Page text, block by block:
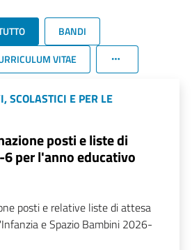
BANDI
VITAE
SCOLASTICI E PER LE
posti e liste di
per l'anno educativo
posti e relative liste di attesa
e Spazio Bambini 2026-